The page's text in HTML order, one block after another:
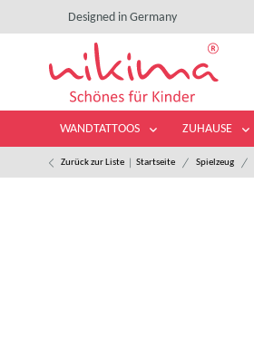
Designed in Germany
WANDTATTOOS ZUHAUSE
Zurück zur Liste Startseite Spielzeug